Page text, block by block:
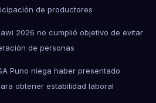
de productores
2026 no cumplió objetivo de evitar
de personas
Puno niega haber presentado
obtener estabilidad laboral